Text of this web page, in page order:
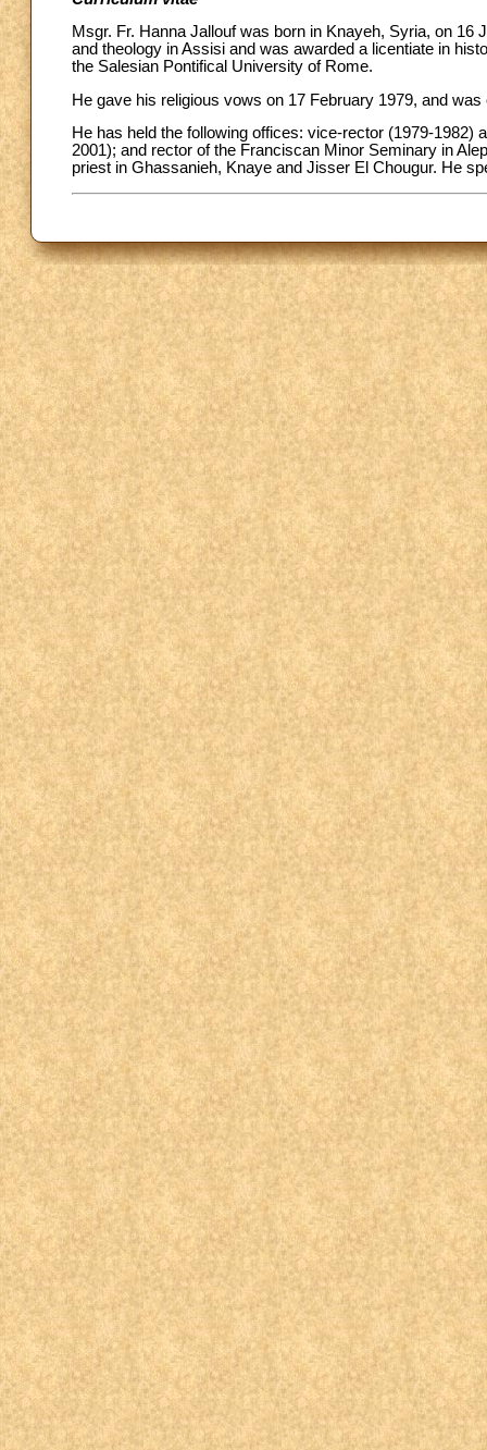
Msgr. Fr. Hanna Jallouf was born in Knayeh, Syria, on
and theology in Assisi and was awarded a licentiate in
the Salesian Pontifical University of Rome.
He gave his religious vows on 17 February 1979, and
He has held the following offices: vice-rector (1979-1982)
2001); and rector of the Franciscan Minor Seminary in
priest in Ghassanieh, Knaye and Jisser El Chougur. He